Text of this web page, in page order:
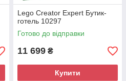
Lego Creator Expert Бутик-
готель 10297
Готово до відправки
11 699 ₴
Купити